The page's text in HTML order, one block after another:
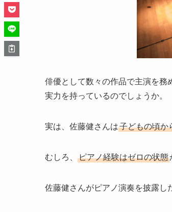
俳優として数々の作品で主演を務
実力を持っているのでしょうか。
実は、佐藤健さんは子どもの頃か
むしろ、 ピアノ経験はゼロの状態
佐藤健さんがピアノ演奏を披露し